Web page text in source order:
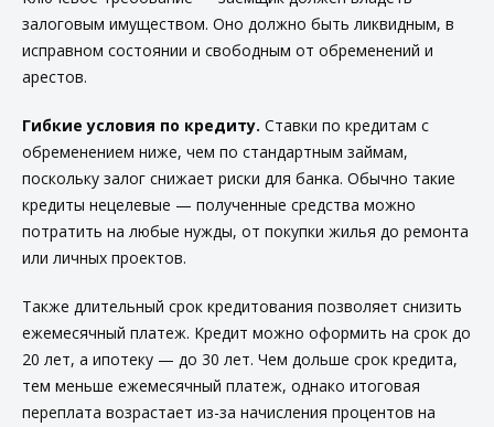
залоговым имуществом. Оно должно быть ликвидным, в
исправном состоянии и свободным от обременений и
арестов.
Гибкие условия по кредиту. Ставки по кредитам с
обременением ниже, чем по стандартным займам,
поскольку залог снижает риски для банка. Обычно такие
кредиты нецелевые — полученные средства можно
потратить на любые нужды, от покупки жилья до ремонта
или личных проектов.
Также длительный срок кредитования позволяет снизить
ежемесячный платеж. Кредит можно оформить на срок до
20 лет, а ипотеку — до 30 лет. Чем дольше срок кредита,
тем меньше ежемесячный платеж, однако итоговая
переплата возрастает из-за начисления процентов на